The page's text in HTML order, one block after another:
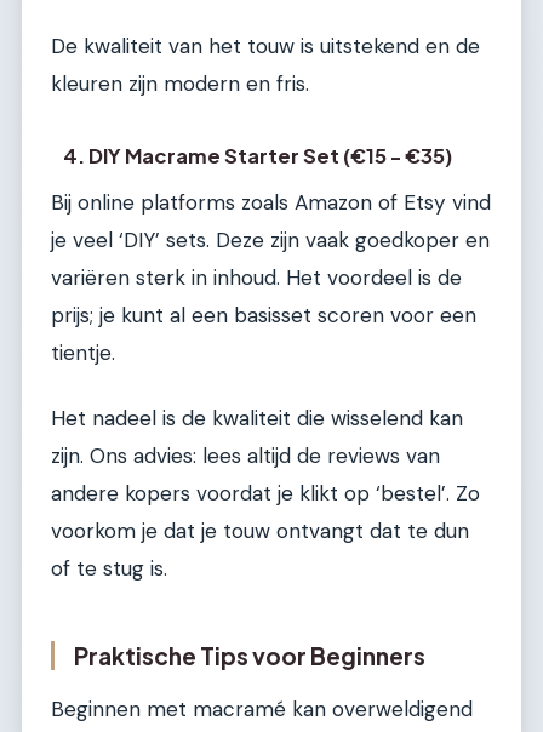
De kwaliteit van het touw is uitstekend en de
kleuren zijn modern en fris.
4. DIY Macrame Starter Set (€15 - €35)
Bij online platforms zoals Amazon of Etsy vind
je veel ‘DIY’ sets. Deze zijn vaak goedkoper en
variëren sterk in inhoud. Het voordeel is de
prijs; je kunt al een basisset scoren voor een
tientje.
Het nadeel is de kwaliteit die wisselend kan
zijn. Ons advies: lees altijd de reviews van
andere kopers voordat je klikt op ‘bestel’. Zo
voorkom je dat je touw ontvangt dat te dun
of te stug is.
Praktische Tips voor Beginners
Beginnen met macramé kan overweldigend